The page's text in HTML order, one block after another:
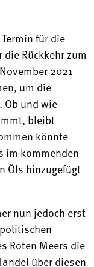
für die
Rückkehr zum
2021
um die
Ob und wie
bleibt
könnte
im kommenden
Öls hinzugefügt
nun jedoch erst
Roten Meers die
über diesen